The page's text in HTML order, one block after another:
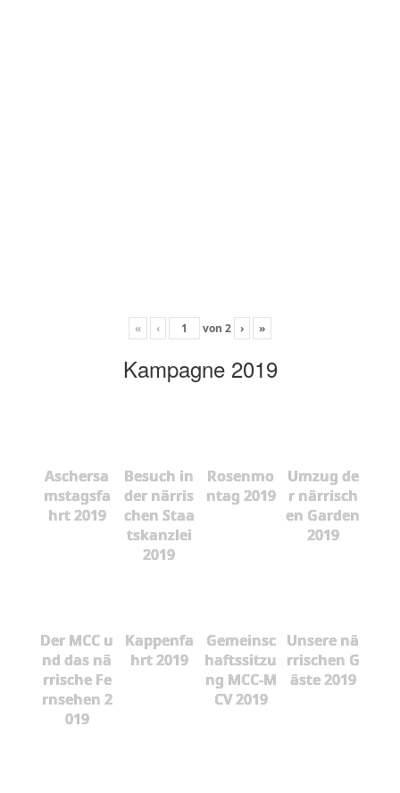
« ‹ von 2 › »
Kampagne 2019
Aschersa
mstagsfa
hrt 2019
Besuch in
der närris
chen Staa
tskanzlei
2019
Rosenmo
ntag 2019
Umzug de
r närrisch
en Garden
2019
Der MCC u
nd das nä
rrische Fe
rnsehen 2
019
Kappenfa
hrt 2019
Gemeinsc
haftssitzu
ng MCC-M
CV 2019
Unsere nä
rrischen G
äste 2019